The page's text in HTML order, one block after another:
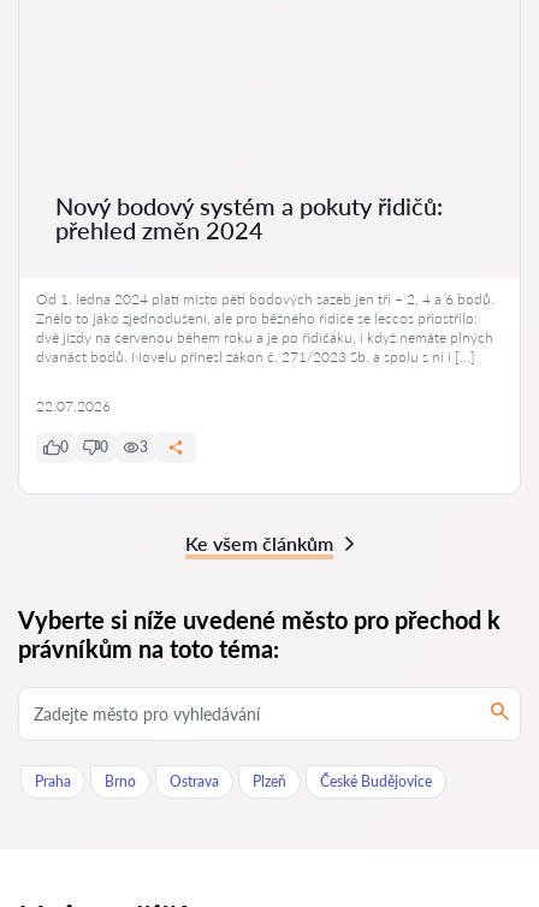
Nový bodový systém a pokuty řidičů:
přehled změn 2024
Od 1. ledna 2024 platí místo pěti bodových sazeb jen tři – 2, 4 a 6 bodů.
Znělo to jako zjednodušení, ale pro běžného řidiče se leccos přiostřilo:
dvě jízdy na červenou během roku a je po řidičáku, i když nemáte plných
dvanáct bodů. Novelu přinesl zákon č. 271/2023 Sb. a spolu s ní i […]
22.07.2026
0 0 3
Ke všem článkům
Vyberte si níže uvedené město pro přechod k
právníkům na toto téma:
Praha Brno Ostrava Plzeň České Budějovice